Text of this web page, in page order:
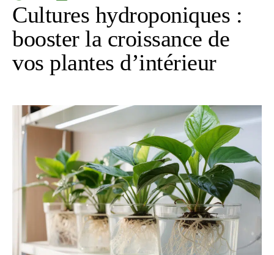
Cultures hydroponiques :
booster la croissance de
vos plantes d’intérieur